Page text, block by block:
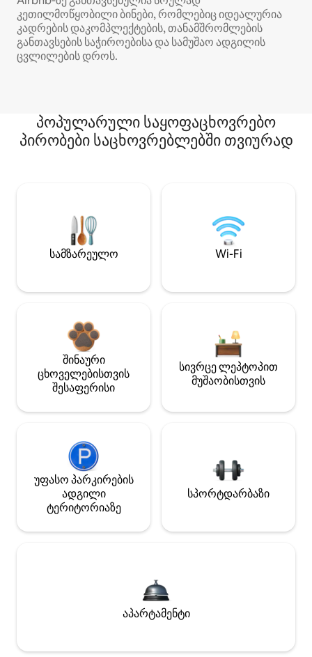
კეთილმოწყობილი ბინები, რომლებიც იდეალურია
კადრების დაკომპლექტების, თანამშრომლების
განთავსების საჭიროებისა და სამუშაო ადგილის
ცვლილების დროს.
პოპულარული საყოფაცხოვრებო
პირობები საცხოვრებლებში თვიურად
სამზარეულო Wi-Fi
შინაური
ცხოველებისთვის
შესაფერისი
სივრცე ლეპტოპით
მუშაობისთვის
უფასო პარკირების
ადგილი
ტერიტორიაზე
სპორტდარბაზი
აპარტამენტი